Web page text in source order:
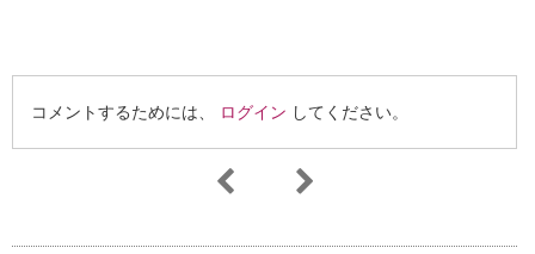
コメントするためには、 ログイン してください。